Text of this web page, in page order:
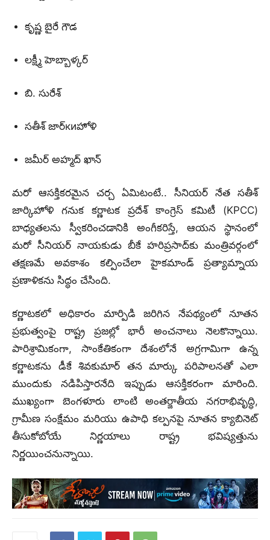
కృష్ణ బైరే గౌడ
లక్ష్మీ హెబ్బాళ్కర్
బి. సురేశ్
సతీశ్ జార్киహోళి
జమీర్ అహ్మద్ ఖాన్
మరో ఆసక్తికరమైన చర్చ ఏమిటంటే.. సీనియర్ నేత సతీశ్
జార్కిహోళి గనుక కర్ణాటక ప్రదేశ్ కాంగ్రెస్ కమిటీ (KPCC)
బాధ్యతలను స్వీకరించడానికి అంగీకరిస్తే, ఆయన స్థానంలో
మరో సీనియర్ నాయకుడు బీకే హరిప్రసాద్‌కు మంత్రివర్గంలో
తక్షణమే అవకాశం కల్పించేలా హైకమాండ్ ప్రత్యామ్నాయ
ప్రణాళికను సిద్ధం చేసింది.
కర్ణాటకలో అధికారం మార్పిడి జరిగిన నేపథ్యంలో నూతన
ప్రభుత్వంపై రాష్ట్ర ప్రజల్లో భారీ అంచనాలు నెలకొన్నాయి.
పారిశ్రామికంగా, సాంకేతికంగా దేశంలోనే అగ్రగామిగా ఉన్న
కర్ణాటకను డీకే శివకుమార్ తన మార్కు పరిపాలనతో ఎలా
ముందుకు నడిపిస్తారనేది ఇప్పుడు ఆసక్తికరంగా మారింది.
ముఖ్యంగా బెంగళూరు లాంటి అంతర్జాతీయ నగరాభివృద్ధి,
గ్రామీణ సంక్షేమం మరియు ఉపాధి కల్పనపై నూతన క్యాబినెట్
తీసుకోబోయే నిర్ణయాలు రాష్ట్ర భవిష్యత్తును
నిర్ణయించనున్నాయి.